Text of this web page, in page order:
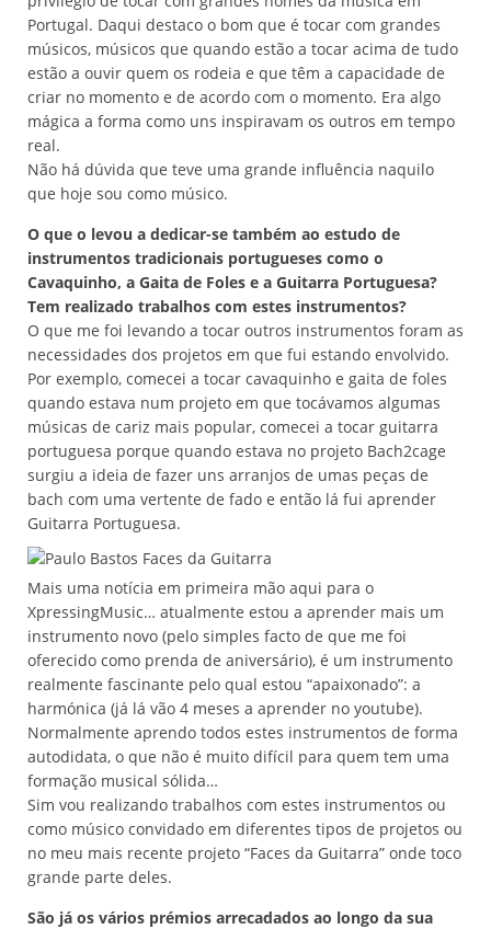
Portugal. Daqui destaco o bom que é tocar com grandes
músicos, músicos que quando estão a tocar acima de tudo
estão a ouvir quem os rodeia e que têm a capacidade de
criar no momento e de acordo com o momento. Era algo
mágica a forma como uns inspiravam os outros em tempo
real.
Não há dúvida que teve uma grande influência naquilo
que hoje sou como músico.
O que o levou a dedicar-se também ao estudo de
instrumentos tradicionais portugueses como o
Cavaquinho, a Gaita de Foles e a Guitarra Portuguesa?
Tem realizado trabalhos com estes instrumentos?
O que me foi levando a tocar outros instrumentos foram as
necessidades dos projetos em que fui estando envolvido.
Por exemplo, comecei a tocar cavaquinho e gaita de foles
quando estava num projeto em que tocávamos algumas
músicas de cariz mais popular, comecei a tocar guitarra
portuguesa porque quando estava no projeto Bach2cage
surgiu a ideia de fazer uns arranjos de umas peças de
bach com uma vertente de fado e então lá fui aprender
Guitarra Portuguesa.
Mais uma notícia em primeira mão aqui para o
XpressingMusic… atualmente estou a aprender mais um
instrumento novo (pelo simples facto de que me foi
oferecido como prenda de aniversário), é um instrumento
realmente fascinante pelo qual estou “apaixonado”: a
harmónica (já lá vão 4 meses a aprender no youtube).
Normalmente aprendo todos estes instrumentos de forma
autodidata, o que não é muito difícil para quem tem uma
formação musical sólida…
Sim vou realizando trabalhos com estes instrumentos ou
como músico convidado em diferentes tipos de projetos ou
no meu mais recente projeto “Faces da Guitarra” onde toco
grande parte deles.
São já os vários prémios arrecadados ao longo da sua